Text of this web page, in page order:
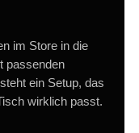
im Store in die
passenden
ein Setup, das
wirklich passt.